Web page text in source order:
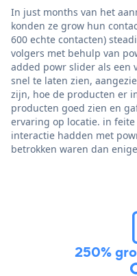
In just months van het
konden ze grow hun
600 echte contacten)
volgers met behulp van
added powr slider als een
snel te laten zien,
zijn, hoe de producten er
producten goed zien en
ervaring op locatie. in
interactie hadden met
betrokken waren dan
250%